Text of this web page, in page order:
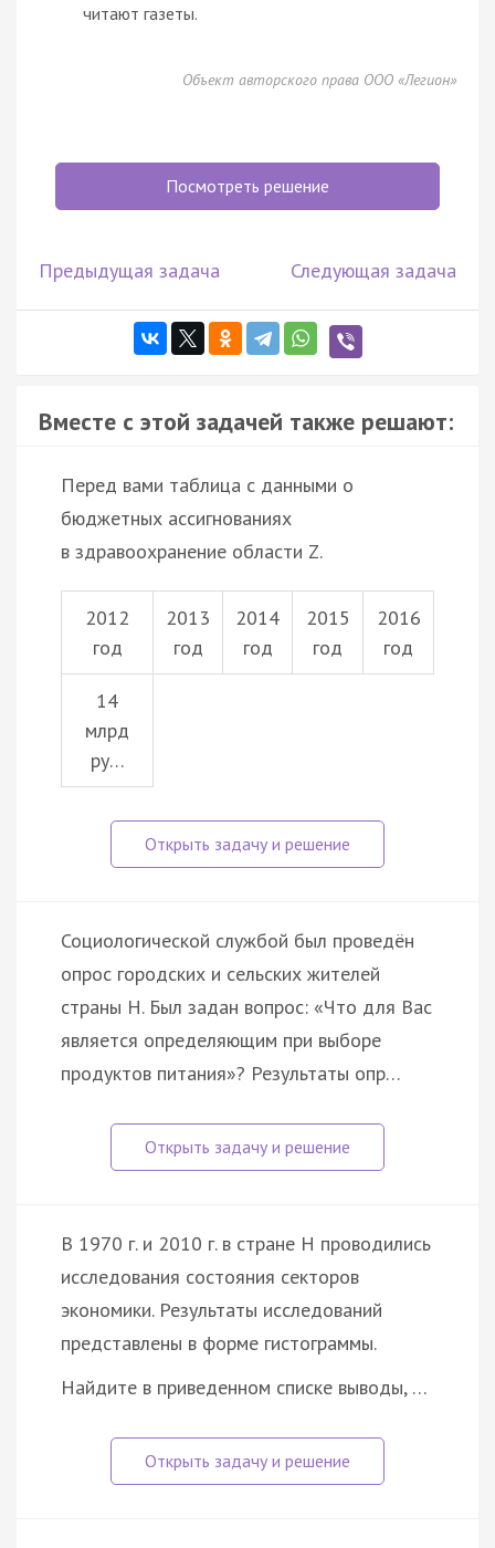
читают газеты.
Объект авторского права ООО «Легион»
Посмотреть решение
Предыдущая задача Следующая задача
Вместе с этой задачей также решают:
Перед вами таблица с данными о
бюджетных ассигнованиях
в здравоохранение области Z.
2012
год
2013
год
2014
год
2015
год
2016
год
14
млрд
ру…
Социологической службой был проведён
опрос городских и сельских жителей
страны Н. Был задан вопрос: «Что для Вас
является определяющим при выборе
продуктов питания»? Результаты опр…
В 1970 г. и 2010 г. в стране Н проводились
исследования состояния секторов
экономики. Результаты исследований
представлены в форме гистограммы.
Найдите в приведенном списке выводы, …